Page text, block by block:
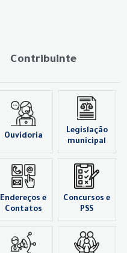
Contribuinte
Ouvidoria
Legislação
municipal
Endereços e
Contatos
Concursos e
PSS